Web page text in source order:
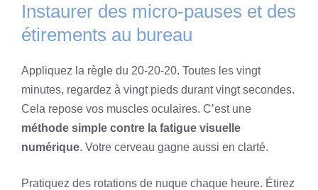
Instaurer des micro-pauses et des
étirements au bureau
Appliquez la règle du 20-20-20. Toutes les vingt
minutes, regardez à vingt pieds durant vingt secondes.
Cela repose vos muscles oculaires. C’est une
méthode simple contre la fatigue visuelle
numérique. Votre cerveau gagne aussi en clarté.
Pratiquez des rotations de nuque chaque heure. Étirez